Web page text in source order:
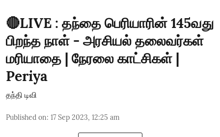
🔴LIVE : தந்தை பெரியாரின் 145வது
பிறந்த நாள் - அரசியல் தலைவர்கள்
மரியாதை | நேரலை காட்சிகள் |
Periya
தந்தி டிவி
Published on: 17 Sep 2023, 12:25 am